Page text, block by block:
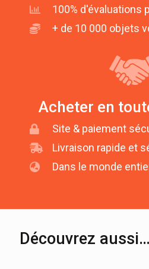
100% d'évaluations
+ de 10 000 objets
Acheter en
Site & paiement
Livraison rapide et
Dans le monde
Découvrez aussi…